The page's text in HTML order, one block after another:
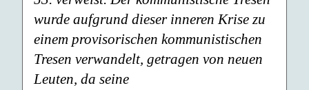
wurde aufgrund dieser inneren Krise zu
einem provisorischen kommunistischen
Tresen verwandelt, getragen von neuen
Leuten, da seine